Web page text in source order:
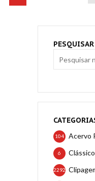
Acervo
104
Clássico
6
2292